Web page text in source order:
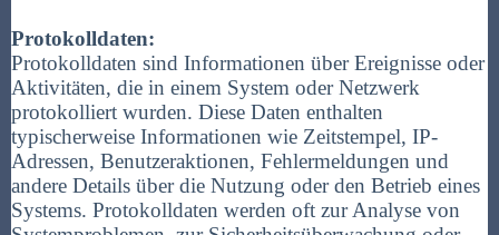
Protokolldaten:
Protokolldaten sind Informationen über Ereignisse oder
Aktivitäten, die in einem System oder Netzwerk
protokolliert wurden. Diese Daten enthalten
typischerweise Informationen wie Zeitstempel, IP-
Adressen, Benutzeraktionen, Fehlermeldungen und
andere Details über die Nutzung oder den Betrieb eines
Systems. Protokolldaten werden oft zur Analyse von